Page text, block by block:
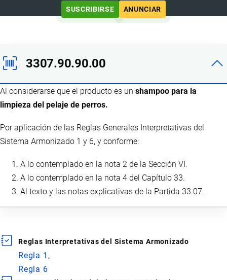
SUSCRIBIRSE
ANUNCIAR
3307.90.90.00
Al considerarse que el producto es un shampoo para la
limpieza del pelaje de perros.
Por aplicación de las Reglas Generales Interpretativas del
Sistema Armonizado 1 y 6, y conforme:
A lo contemplado en la nota 2 de la Sección VI.
A lo contemplado en la nota 4 del Capítulo 33.
Al texto y las notas explicativas de la Partida 33.07.
Reglas Interpretativas del Sistema Armonizado
Regla 1
Regla 6